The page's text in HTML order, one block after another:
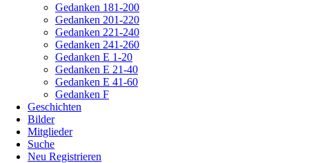
Gedanken 181-200
Gedanken 201-220
Gedanken 221-240
Gedanken 241-260
Gedanken E 1-20
Gedanken E 21-40
Gedanken E 41-60
Gedanken F
Geschichten
Bilder
Mitglieder
Suche
Neu Registrieren